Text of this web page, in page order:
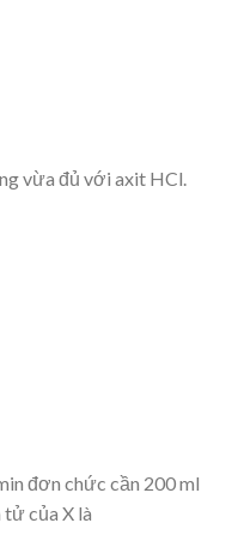
vừa đủ với axit HCl.
đơn chức cần 200 ml
của X là